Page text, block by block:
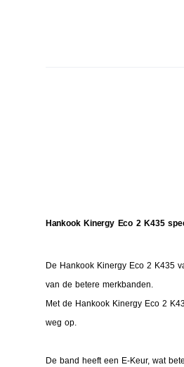
Hankook Kinergy Eco 2 K435
De Hankook Kinergy Eco 2 K435
van de betere merkbanden.
Met de Hankook Kinergy Eco 2
weg op.
De band heeft een E-Keur, wat